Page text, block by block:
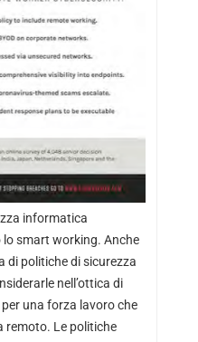
informatica
smart working. Anche
di politiche di sicurezza
nell’ottica di
una forza lavoro che
remoto. Le politiche